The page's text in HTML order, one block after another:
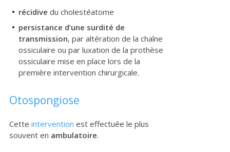
récidive du cholestéatome
persistance d’une surdité de
transmission, par altération de la chaîne
ossiculaire ou par luxation de la prothèse
ossiculaire mise en place lors de la
première intervention chirurgicale.
Otospongiose
Cette intervention est effectuée le plus
souvent en ambulatoire.